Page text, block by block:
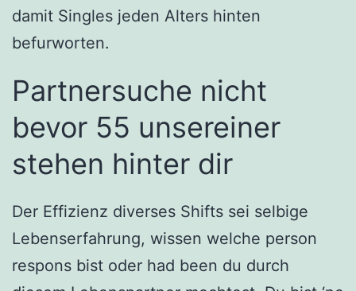
damit Singles jeden Alters hinten
befurworten.
Partnersuche nicht
bevor 55 unsereiner
stehen hinter dir
Der Effizienz diverses Shifts sei selbige
Lebenserfahrung, wissen welche person
respons bist oder had been du durch